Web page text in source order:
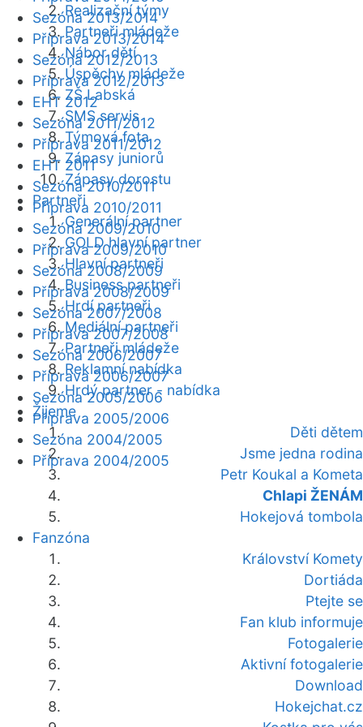
Realizační týmy
Partneři mládeže
Nábor dětí
Úspěchy mládeže
ZŠ Labská
SMS servis
Týmová fota
Zápasy juniorů
Zápasy dorostu
Partneři
Generální partner
GOLD hlavní partner
Hlavní partneři
Business partneři
Hrdí partneři
Mediální partneři
Partneři mládeže
Reklamní nabídka
Hrdý partner - nabídka
Žijeme
Děti dětem
Jsme jedna rodina
Petr Koukal a Kometa
Chlapi ŽENÁM
Hokejová tombola
Fanzóna
Království Komety
Dortiáda
Ptejte se
Fan klub informuje
Fotogalerie
Aktivní fotogalerie
Download
Hokejchat.cz
Sezóna 2013/2014
Příprava 2013/2014
Sezóna 2012/2013
Příprava 2012/2013
EHT 2012
Sezóna 2011/2012
Příprava 2011/2012
EHT 2011
Sezóna 2010/2011
Příprava 2010/2011
Sezóna 2009/2010
Příprava 2009/2010
Sezóna 2008/2009
Příprava 2008/2009
Sezóna 2007/2008
Příprava 2007/2008
Sezóna 2006/2007
Příprava 2006/2007
Sezóna 2005/2006
Příprava 2005/2006
Sezóna 2004/2005
Příprava 2004/2005